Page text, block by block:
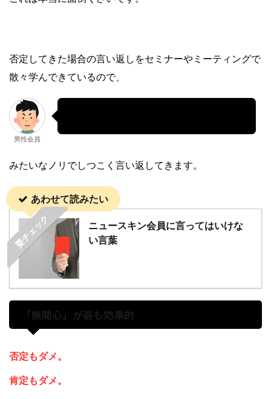
否定してきた場合の言い返しをセミナーやミーティングで
散々学んできているので、
男性会員
みたいなノリでしつこく言い返してきます。
あわせて読みたい
要チェック
ニュースキン会員に言ってはいけな
い言葉
「無関心」が最も効果的
否定もダメ。
肯定もダメ。